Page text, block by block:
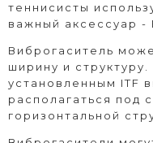
теннисисты
важный аксессуар -
Виброгаситель
ширину и
установленным ITF
располагаться под
горизонтальной